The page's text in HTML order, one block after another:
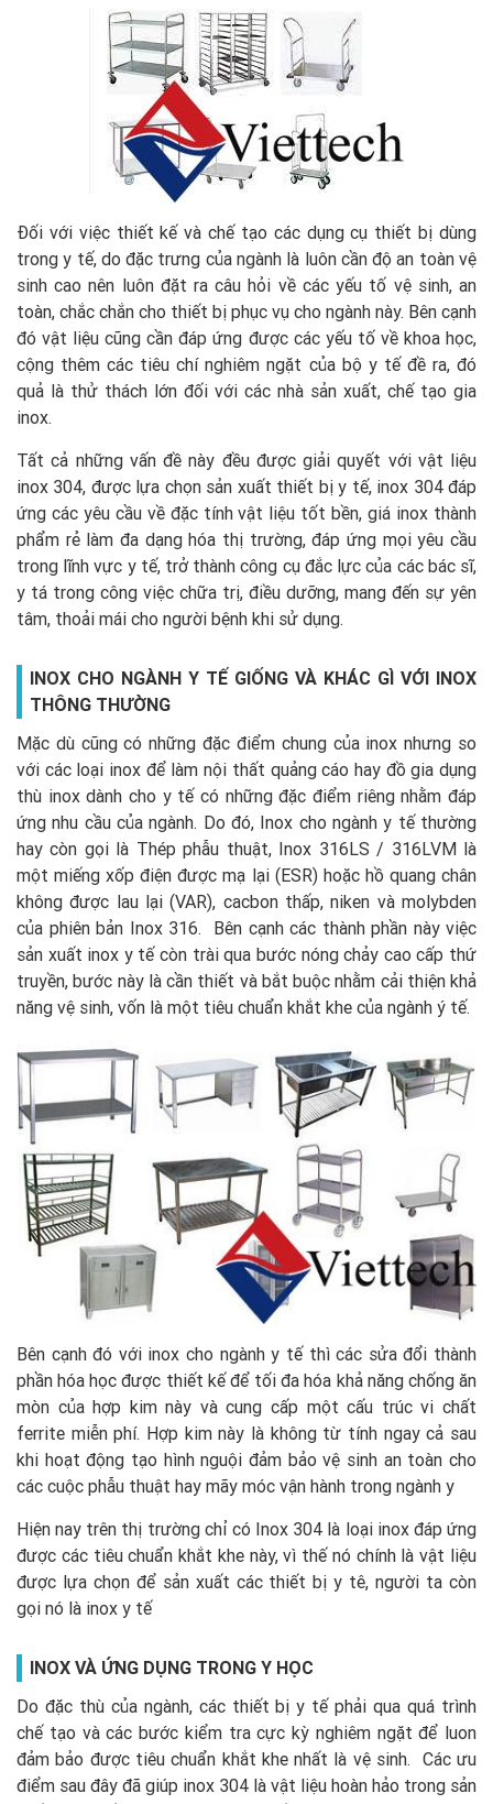
Đối với việc thiết kế và chế tạo các dụng cụ thiết bị dùng
trong y tế, do đặc trưng của ngành là luôn cần độ an toàn vệ
sinh cao nên luôn đặt ra câu hỏi về các yếu tố vệ sinh, an
toàn, chắc chắn cho thiết bị phục vụ cho ngành này. Bên cạnh
đó vật liệu cũng cần đáp ứng được các yếu tố về khoa học,
cộng thêm các tiêu chí nghiêm ngặt của bộ y tế đề ra, đó
quả là thử thách lớn đối với các nhà sản xuất, chế tạo gia
inox.
Tất cả những vấn đề này đều được giải quyết với vật liệu
inox 304, được lựa chọn sản xuất thiết bị y tế, inox 304 đáp
ứng các yêu cầu về đặc tính vật liệu tốt bền, giá inox thành
phẩm rẻ làm đa dạng hóa thị trường, đáp ứng mọi yêu cầu
trong lĩnh vực y tế, trở thành công cụ đắc lực của các bác sĩ,
y tá trong công việc chữa trị, điều dưỡng, mang đến sự yên
tâm, thoải mái cho người bệnh khi sử dụng.
INOX CHO NGÀNH Y TẾ GIỐNG VÀ KHÁC GÌ VỚI INOX
THÔNG THƯỜNG
Mặc dù cũng có những đặc điểm chung của inox nhưng so
với các loại inox để làm nội thất quảng cáo hay đồ gia dụng
thù inox dành cho y tế có những đặc điểm riêng nhằm đáp
ứng nhu cầu của ngành. Do đó, Inox cho ngành y tế thường
hay còn gọi là Thép phẫu thuật, Inox 316LS / 316LVM là
một miếng xốp điện được mạ lại (ESR) hoặc hồ quang chân
không được lau lại (VAR), cacbon thấp, niken và molybden
của phiên bản Inox 316. Bên cạnh các thành phần này việc
sản xuất inox y tế còn trài qua bước nóng chảy cao cấp thứ
truyền, bước này là cần thiết và bắt buộc nhằm cải thiện khả
năng vệ sinh, vốn là một tiêu chuẩn khắt khe của ngành ý tế.
Bên cạnh đó với inox cho ngành y tế thì các sửa đổi thành
phần hóa học được thiết kế để tối đa hóa khả năng chống ăn
mòn của hợp kim này và cung cấp một cấu trúc vi chất
ferrite miễn phí. Hợp kim này là không từ tính ngay cả sau
khi hoạt động tạo hình nguội đảm bảo vệ sinh an toàn cho
các cuộc phẫu thuật hay mãy móc vận hành trong ngành y
Hiện nay trên thị trường chỉ có Inox 304 là loại inox đáp ứng
được các tiêu chuẩn khắt khe này, vì thế nó chính là vật liệu
được lựa chọn để sản xuất các thiết bị y tê, người ta còn
gọi nó là inox y tế
INOX VÀ ỨNG DỤNG TRONG Y HỌC
Do đặc thù của ngành, các thiết bị y tế phải qua quá trình
chế tạo và các bước kiểm tra cực kỳ nghiêm ngặt để luon
đảm bảo được tiêu chuẩn khắt khe nhất là vệ sinh. Các ưu
điểm sau đây đã giúp inox 304 là vật liệu hoàn hảo trong sản